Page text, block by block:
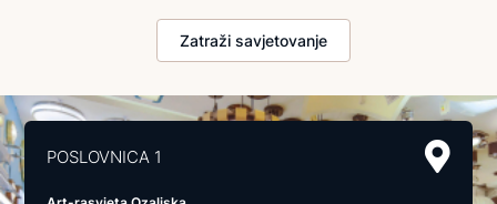
Zatraži savjetovanje
POSLOVNICA 1